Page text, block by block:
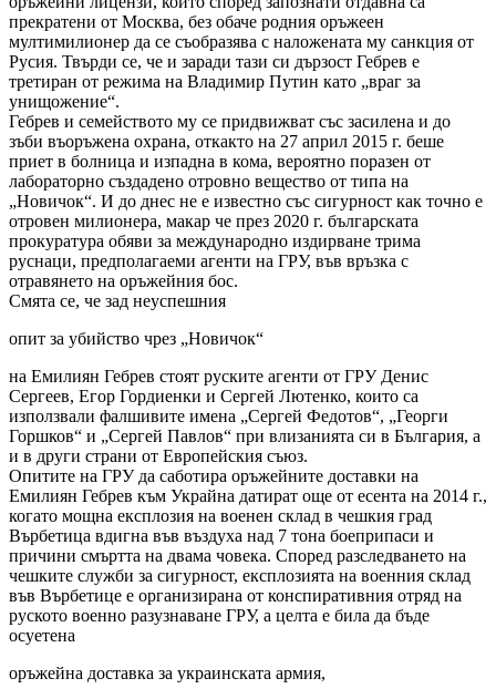
прекратени от Москва, без обаче родния оръжеен
мултимилионер да се съобразява с наложената му санкция от
Русия. Твърди се, че и заради тази си дързост Гебрев е
третиран от режима на Владимир Путин като „враг за
унищожение“.
Гебрев и семейството му се придвижват със засилена и до
зъби въоръжена охрана, откакто на 27 април 2015 г. беше
приет в болница и изпадна в кома, вероятно поразен от
лабораторно създадено отровно вещество от типа на
„Новичок“. И до днес не е известно със сигурност как точно е
отровен милионера, макар че през 2020 г. българската
прокуратура обяви за международно издирване трима
руснаци, предполагаеми агенти на ГРУ, във връзка с
отравянето на оръжейния бос.
Смята се, че зад неуспешния
опит за убийство чрез „Новичок“
на Емилиян Гебрев стоят руските агенти от ГРУ Денис
Сергеев, Егор Гордиенки и Сергей Лютенко, които са
използвали фалшивите имена „Сергей Федотов“, „Георги
Горшков“ и „Сергей Павлов“ при влизанията си в България, а
и в други страни от Европейския съюз.
Опитите на ГРУ да саботира оръжейните доставки на
Емилиян Гебрев към Украйна датират още от есента на 2014 г.,
когато мощна експлозия на военен склад в чешкия град
Върбетица вдигна във въздуха над 7 тона боеприпаси и
причини смъртта на двама човека. Според разследването на
чешките служби за сигурност, експлозията на военния склад
във Върбетице е организирана от конспиративния отряд на
руското военно разузнаване ГРУ, а целта е била да бъде
осуетена
оръжейна доставка за украинската армия,